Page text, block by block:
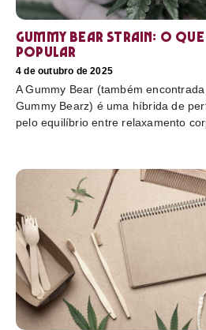
Gummy Bear Strain: o
popular
4 de outubro de 2025
A Gummy Bear (também
Gummy Bearz) é uma híbrida de
pelo equilíbrio entre relaxamento